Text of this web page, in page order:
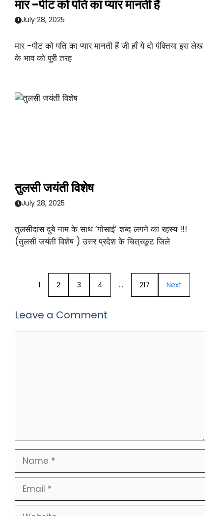
मार -पीट को पति का प्यार मानती हैं
July 28, 2025
मार -पीट को पति का प्यार मानती हैं जी हाँ ये दो पंक्तिया इस लेख
के भाव को पूरी तरह
तुलसी जयंती विशेष
July 28, 2025
तुलसीदास दुबे नाम के साथ ‘गोसाई’ शब्द लगने का रहस्य !!!
(तुलसी जयंती विशेष ) उत्तर प्रदेश के चित्रकूट जिले
1 2 3 4 … 217 Next
Leave a Comment
Name
Email
Website